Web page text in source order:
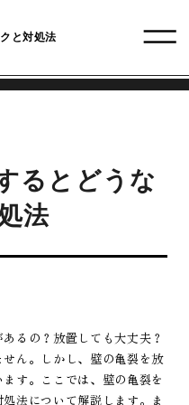
と対処法
るとどうな
法
るの？放置しても大丈夫？
ん。しかし、壁の亀裂を放
す。ここでは、壁の亀裂を
法について解説します。ま